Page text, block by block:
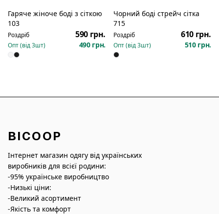
Гаряче жіноче боді з сіткою
103
Роздріб 590 грн.
Опт (від3шт) 490 грн.
Чорний боді стрейч сітка
715
Роздріб 610 грн.
Опт (від3шт) 510 грн.
BICOOP
Інтернет магазин одягу від українських
виробників для всієї родини:
-95% українське виробництво
-Низькі ціни:
-Великий асортимент
-Якість та комфорт